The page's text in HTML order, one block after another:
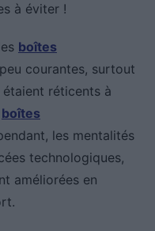
à éviter !
boîtes
courantes, surtout
réticents à
boîtes
les mentalités
technologiques,
améliorées en